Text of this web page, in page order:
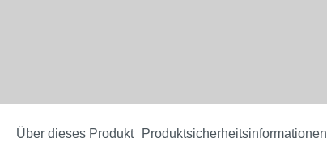
Über dieses Produkt Produktsicherheitsinformationen